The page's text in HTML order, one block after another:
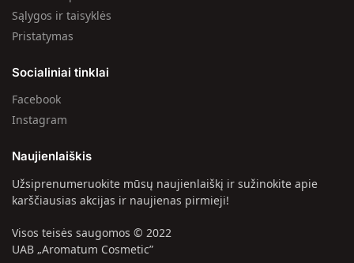
Sąlygos ir taisyklės
Pristatymas
Socialiniai tinklai
Facebook
Instagram
Naujienlaiškis
Užsiprenumeruokite mūsų naujienlaiškį ir sužinokite apie
karščiausias akcijas ir naujienas pirmieji!
Visos teisės saugomos © 2022
UAB „Aromatum Cosmetic”